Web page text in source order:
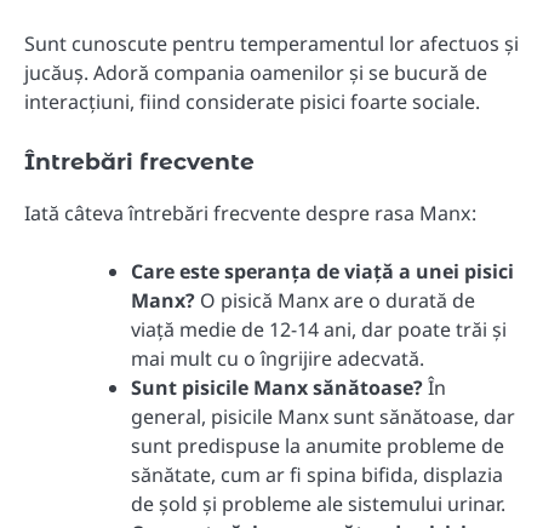
Sunt cunoscute pentru temperamentul lor afectuos și
jucăuș. Adoră compania oamenilor și se bucură de
interacțiuni, fiind considerate pisici foarte sociale.
Întrebări frecvente
Iată câteva întrebări frecvente despre rasa Manx:
Care este speranța de viață a unei pisici
Manx? O pisică Manx are o durată de
viață medie de 12-14 ani, dar poate trăi și
mai mult cu o îngrijire adecvată.
Sunt pisicile Manx sănătoase?În
general, pisicile Manx sunt sănătoase, dar
sunt predispuse la anumite probleme de
sănătate, cum ar fi spina bifida, displazia
de șold și probleme ale sistemului urinar.